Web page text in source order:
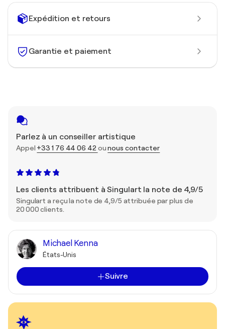
Expédition et retours
Garantie et paiement
Parlez à un conseiller artistique
Appel +33 1 76 44 06 42 ounous contacter
Les clients attribuent à Singulart la note de 4,9/5
Singulart a reçu la note de 4,9/5 attribuée par plus de
20 000 clients.
Michael Kenna
États-Unis
Suivre